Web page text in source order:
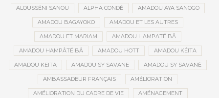
ALOUSSÉNI SANOU ALPHA CONDÉ AMADOU AYA SANOGO
AMADOU BAGAYOKO AMADOU ET LES AUTRES
AMADOU ET MARIAM AMADOU HAMPATÉ BÂ
AMADOU HAMPÂTÉ BÂ AMADOU HOTT AMADOU KÉITA
AMADOU KEÏTA AMADOU SY SAVANE AMADOU SY SAVANÉ
AMBASSADEUR FRANÇAIS AMÉLIORATION
AMÉLIORATION DU CADRE DE VIE AMÉNAGEMENT